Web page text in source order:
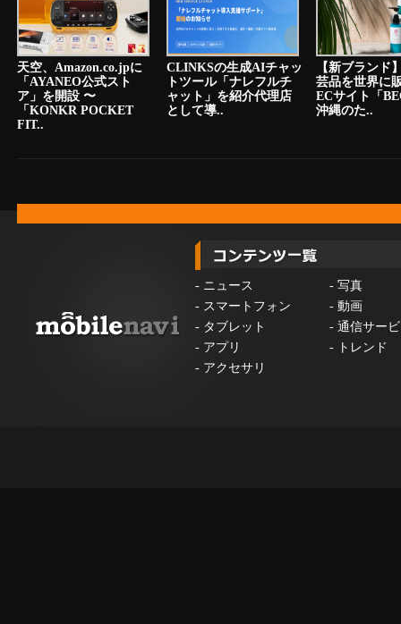
天空、Amazon.co.jpに
「AYANEO公式スト
ア」を開設 〜
「KONKR POCKET
FIT..
CLINKSの生成AIチャッ
トツール「ナレフルチ
ャット」を紹介代理店
として導..
【新ブランド
芸品を世界に
ECサイト「
沖縄のた..
- ニュース - 写真
- スマートフォン - 動画
- タブレット - 通信サー
- アプリ -
トレンド
- アクセサリ